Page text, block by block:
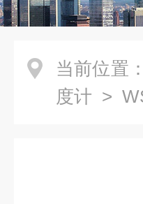
当前位置：
度计 >